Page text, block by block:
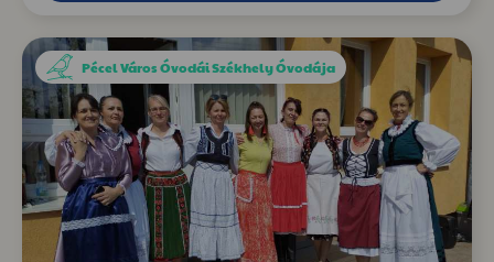
Pécel Város Óvodái Székhely Óvodája